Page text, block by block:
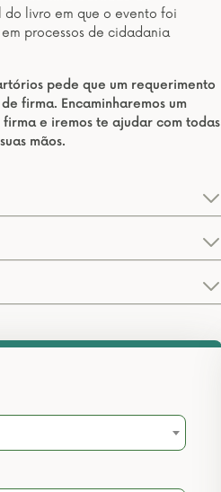
livro em que o evento foi
processos de cidadania
pede que um requerimento
firma. Encaminharemos um
e iremos te ajudar com todas
mãos.